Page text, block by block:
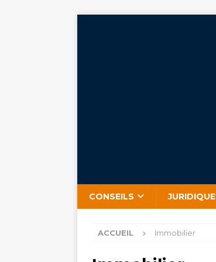
CONSEILS JURIDIQUE
ACCUEIL Immobilier